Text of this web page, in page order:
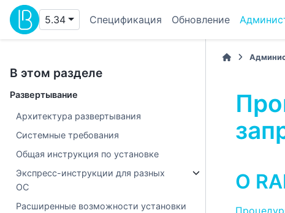
5.34 Спецификация Обновление
В этом разделе
Развертывание
Архитектура развертывания
Системные требования
Общая инструкция по установке
Экспресс-инструкции для разных
ОС
Расширенные возможности установки
О